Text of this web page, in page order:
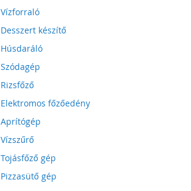
Vízforraló
Desszert készítő
Húsdaráló
Szódagép
Rizsfőző
Elektromos főzőedény
Aprítógép
Vízszűrő
Tojásfőző gép
Pizzasütő gép